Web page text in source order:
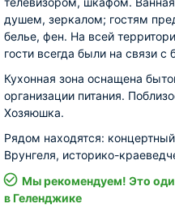
душем, зеркалом; гостям
белье, фен. На всей
гости всегда были на связи с
Кухонная зона оснащена
организации питания.
Хозяюшка.
Рядом находятся:
Врунгеля, историко-
Мы рекомендуем! Это
в Геленджике